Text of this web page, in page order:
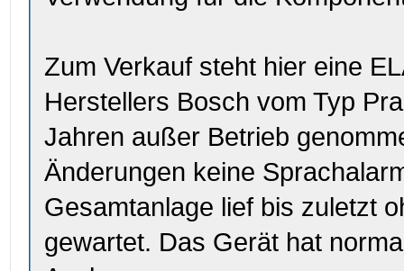
Zum Verkauf steht hier eine
Herstellers Bosch vom Typ
Jahren außer Betrieb
Änderungen keine
Gesamtanlage lief bis zuletzt
gewartet. Das Gerät hat